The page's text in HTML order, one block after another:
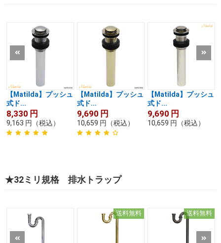
【Matilda】プッシュ
式ド...
8,330 円
9,163 円 （税込）
【Matilda】プッシュ
式ド...
9,690 円
10,659 円 （税込）
【Matilda】プッシュ
式ド...
9,690 円
10,659 円 （税込）
★32ミリ規格 排水トラップ
送料無料 送料無料